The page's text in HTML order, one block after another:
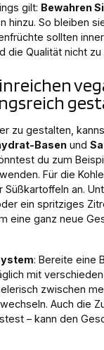
gilt: Bewahren
hinzu. So bleiben
sollten
die Qualität nicht zu
zu gestalten,
Basen und
du zum
Für die
an.
ein spritziges
eine ganz neue
: Bereite eine
mit
zwischen
Auch die
– kann den